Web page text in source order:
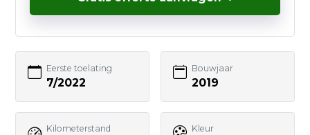
Uw naam
Eerste toelating
7/2022
Bouwjaar
2019
Kilometerstand Kleur